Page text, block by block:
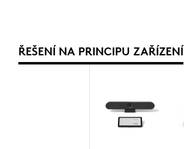
ŘEŠENÍ NA PRINCIPU ZAŘÍZENÍ